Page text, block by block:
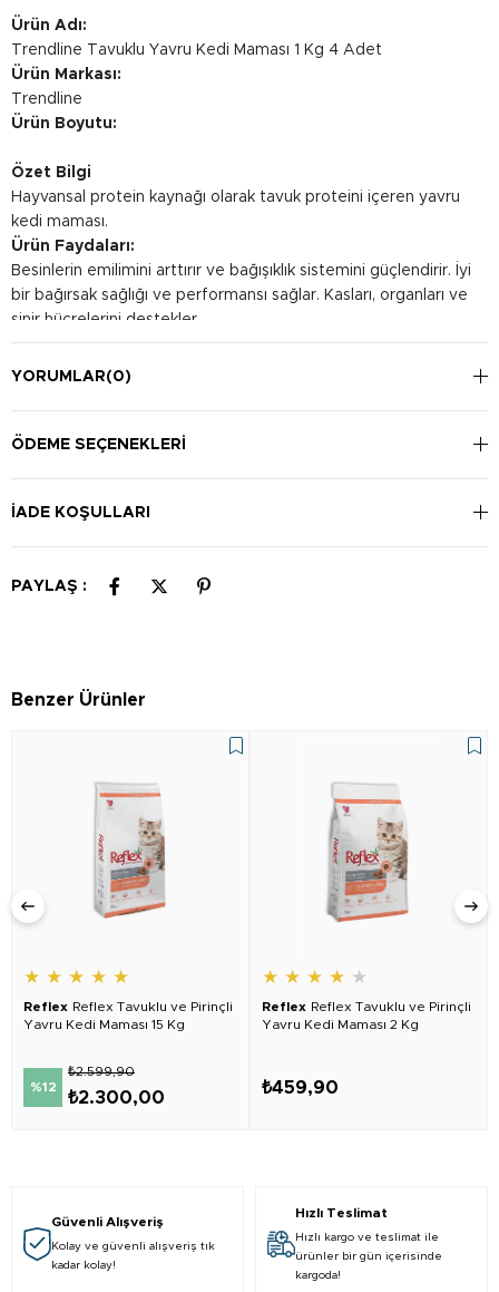
Ürün Adı:
Trendline Tavuklu Yavru Kedi Maması 1 Kg 4 Adet
Ürün Markası:
Trendline
Ürün Boyutu:
Özet Bilgi
Hayvansal protein kaynağı olarak tavuk proteini içeren yavru
kedi maması.
Ürün Faydaları:
Besinlerin emilimini arttırır ve bağışıklık sistemini güçlendirir. İyi
bir bağırsak sağlığı ve performansı sağlar. Kasları, organları ve
sinir hücrelerini destekler.
Kullanım Şekli:
Önerilen günlük beslenme miktarları, kedinizin aktivitesine,
yanında bulundurunuz.
YORUMLAR(0)
ÖDEME SEÇENEKLERI
İADE KOŞULLARI
PAYLAŞ :
Benzer Ürünler
★ ★ ★ ★ ★
Reflex Reflex Tavuklu ve Pirinçli
Yavru Kedi Maması 15 Kg
%12
₺2.300,00
₺2.599,90
★ ★ ★ ★ ★
Reflex Reflex Tavuklu ve Pirinçli
Yavru Kedi Maması 2 Kg
₺459,90
Güvenli Alışveriş
Kolay ve güvenli alışveriş tık
kadar kolay!
Hızlı Teslimat
Hızlı kargo ve teslimat ile
ürünler bir gün içerisinde
kargoda!